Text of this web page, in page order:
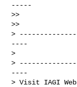
-----
>>
>>
>
----
>
>
----
> Visit IAGI